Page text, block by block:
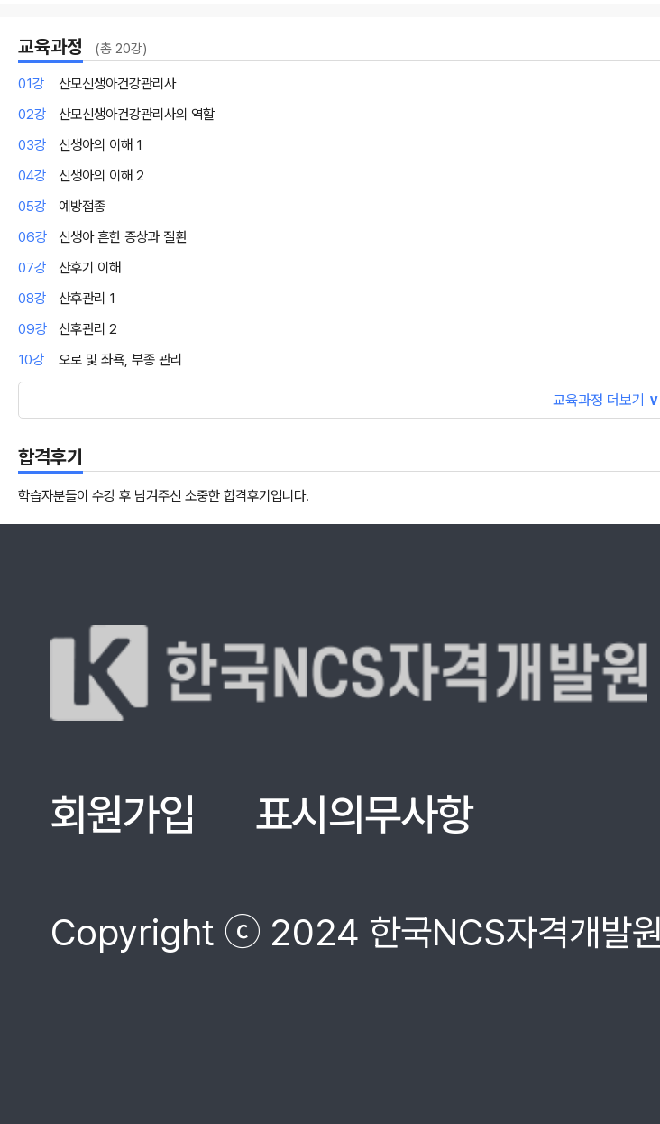
교육과정 (총 20강)
01강
산모신생아건강관리사
02강
산모신생아건강관리사의 역할
03강
신생아의 이해 1
04강
신생아의 이해 2
05강
예방접종
06강
신생아 흔한 증상과 질환
07강
산후기 이해
08강
산후관리 1
09강
산후관리 2
10강
오로 및 좌욕, 부종 관리
교육과정 더보기 ∨
합격후기
학습자분들이 수강 후 남겨주신 소중한 합격후기입니다.
한국NCS자격개발원
회원가입 표시의무사항
Copyright ⓒ 2024 한국NCS자격개발